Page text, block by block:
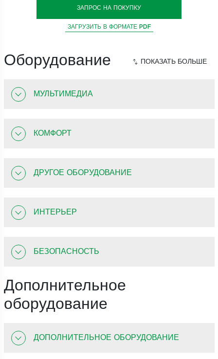
ЗАПРОС НА ПОКУПКУ
ЗАГРУЗИТЬ В ФОРМАТЕ PDF
Оборудование
МУЛЬТИМЕДИА
КОМФОРТ
ДРУГОЕ ОБОРУДОВАНИЕ
ИНТЕРЬЕР
БЕЗОПАСНОСТЬ
Дополнительное
оборудование
ДОПОЛНИТЕЛЬНОЕ ОБОРУДОВАНИЕ